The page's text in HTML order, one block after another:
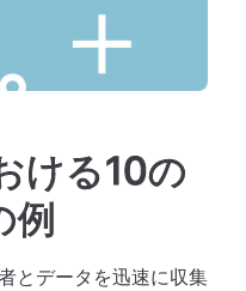
ける10の
例
とデータを迅速に収集